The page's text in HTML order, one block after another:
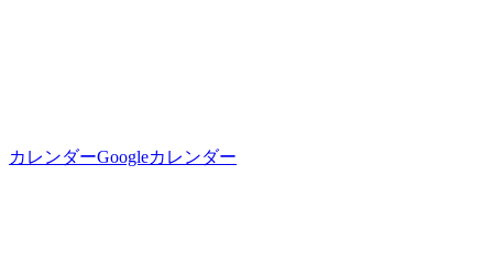
カレンダーGoogleカレンダー